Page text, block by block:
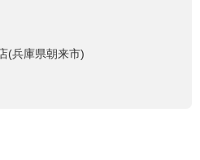
(兵庫県朝来市)